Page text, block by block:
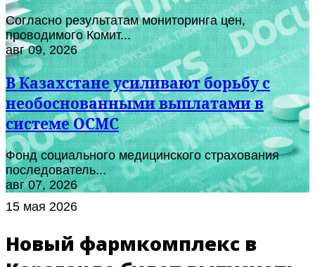
Согласно результатам мониторинга цен,
проводимого Комит...
авг 09, 2026
В Казахстане усиливают борьбу с
необоснованными выплатами в
системе ОСМС
Фонд социального медицинского страхования
последователь...
авг 07, 2026
15 мая 2026
Новый фармкомплекс в